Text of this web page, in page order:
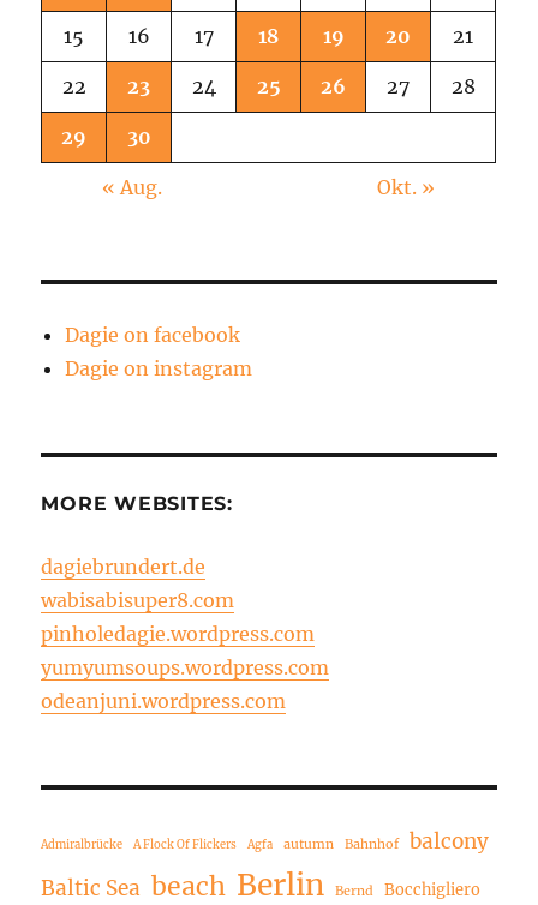
15 16 17 18 19 20 21
22 23 24 25 26 27 28
29 30
« Aug. Okt. »
Dagie on facebook
Dagie on instagram
MORE WEBSITES:
dagiebrundert.de
wabisabisuper8.com
pinholedagie.wordpress.com
yumyumsoups.wordpress.com
odeanjuni.wordpress.com
Admiralbrücke A Flock Of Flickers Agfa autumn Bahnhof
balcony
Baltic Sea beach Berlin Bernd Bocchigliero